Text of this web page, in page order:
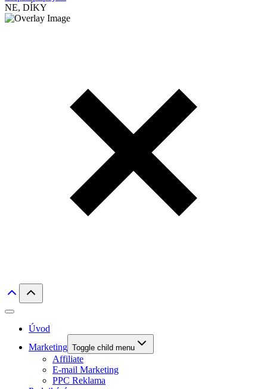
NE, DÍKY
Úvod
Marketing Toggle child menu
Affiliate
E-mail Marketing
PPC Reklama